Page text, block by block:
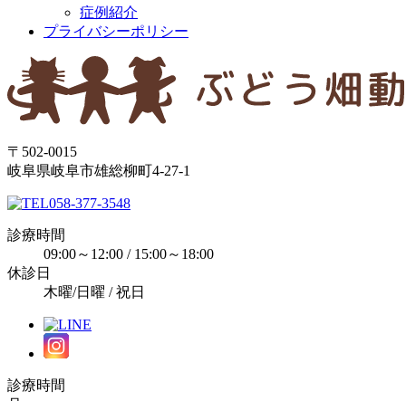
症例紹介
プライバシーポリシー
〒502-0015
岐阜県岐阜市雄総柳町4-27-1
058-377-3548
診療時間
09:00～12:00 / 15:00～18:00
休診日
木曜/日曜 / 祝日
診療時間